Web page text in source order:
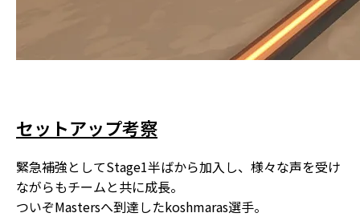
セットアップ考察
緊急補強としてStage1半ばから加入し、様々な声を受け
ながらもチームと共に成長。
ついぞMastersへ到達したkoshmaras選手。